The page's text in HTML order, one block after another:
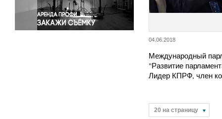
Экономика и бизнес
04.06.2018
Международный
"Развитие
Лидер КПРФ, член
20 на страницу